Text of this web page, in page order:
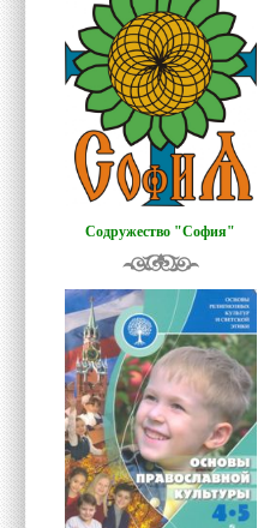
Содружество "София"